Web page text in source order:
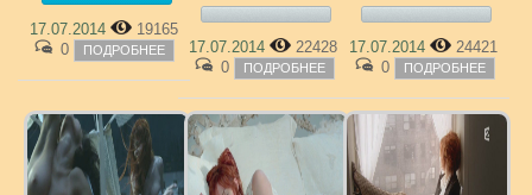
17.07.2014
19165
0
ПОДРОБНЕЕ 17.07.2014
22428
0
ПОДРОБНЕЕ
17.07.2014
24421
0
ПОДРОБНЕЕ